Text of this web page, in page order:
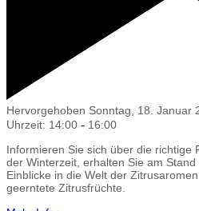
Hervorgehoben Sonntag, 18. Januar
Uhrzeit: 14:00 - 16:00
Informieren Sie sich über die richtige
der Winterzeit, erhalten Sie am
Einblicke in die Welt der
geerntete Zitrusfrüchte.